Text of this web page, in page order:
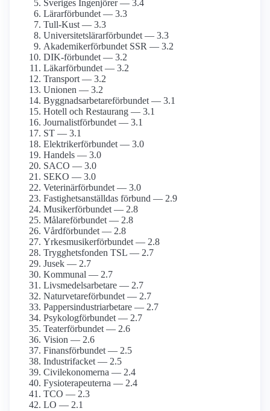
Sveriges Ingenjörer — 3.4
Lärarförbundet — 3.3
Tull-Kust — 3.3
Universitetslärar­förbundet — 3.3
Akademiker­förbundet SSR — 3.2
DIK-förbundet — 3.2
Läkarförbundet — 3.2
Transport — 3.2
Unionen — 3.2
Byggnadsarbetare­förbundet — 3.1
Hotell och Restaurang — 3.1
Journalist­förbundet — 3.1
ST — 3.1
Elektriker­förbundet — 3.0
Handels — 3.0
SACO — 3.0
SEKO — 3.0
Veterinärförbundet — 3.0
Fastighets­anställdas förbund — 2.9
Musiker­förbundet — 2.8
Målare­förbundet — 2.8
Vårdförbundet — 2.8
Yrkesmusiker­förbundet — 2.8
Trygghetsfonden TSL — 2.7
Jusek — 2.7
Kommunal — 2.7
Livsmedels­arbetare — 2.7
Naturvetare­förbundet — 2.7
Pappersindustri­arbetare — 2.7
Psykolog­förbundet — 2.7
Teater­förbundet — 2.6
Vision — 2.6
Finans­förbundet — 2.5
Industrifacket — 2.5
Civil­ekonomerna — 2.4
Fysioterapeuterna — 2.4
TCO — 2.3
LO — 2.1